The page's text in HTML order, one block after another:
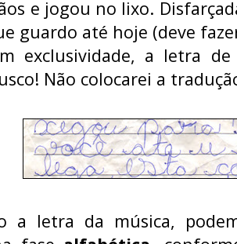
e jogou no lixo.
guardo até hoje (deve
exclusividade, a letra
Não colocarei a
a letra da música,